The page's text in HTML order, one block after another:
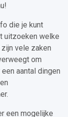
die je kunt
uitzoeken welke
vele zaken
om
aantal dingen
een mogelijke